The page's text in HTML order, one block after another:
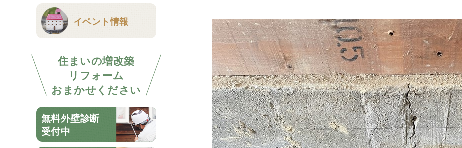
イベント情報
住まいの増改築
リフォーム
おまかせください
無料外壁診断
受付中